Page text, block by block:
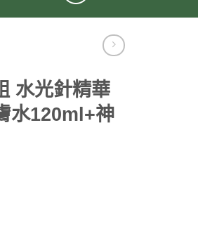
水光針精華
水120ml+神